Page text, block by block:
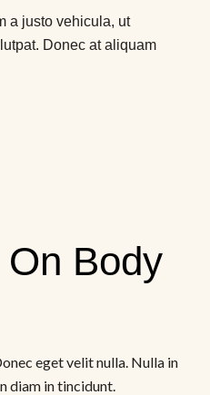
a justo vehicula, ut
Donec at aliquam
Body
eget velit nulla. Nulla in
diam in tincidunt.